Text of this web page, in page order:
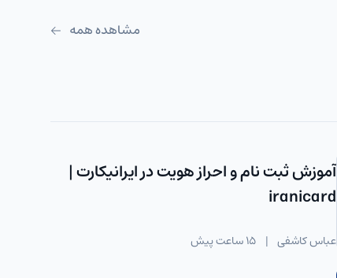
مشاهده همه
آموزش ثبت نام و احراز هویت در ایرانیکارت |
iranicard
عباس کاشفی | 15 ساعت پیش